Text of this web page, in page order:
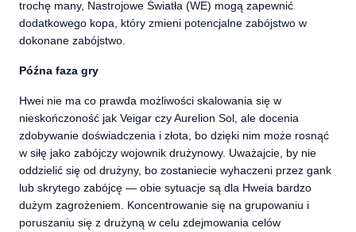
trochę many, Nastrojowe Światła (WE) mogą zapewnić
dodatkowego kopa, który zmieni potencjalne zabójstwo w
dokonane zabójstwo.
Późna faza gry
Hwei nie ma co prawda możliwości skalowania się w
nieskończoność jak Veigar czy Aurelion Sol, ale docenia
zdobywanie doświadczenia i złota, bo dzięki nim może rosnąć
w siłę jako zabójczy wojownik drużynowy. Uważajcie, by nie
oddzielić się od drużyny, bo zostaniecie wyhaczeni przez gank
lub skrytego zabójcę — obie sytuacje są dla Hweia bardzo
dużym zagrożeniem. Koncentrowanie się na grupowaniu i
poruszaniu się z drużyną w celu zdejmowania celów